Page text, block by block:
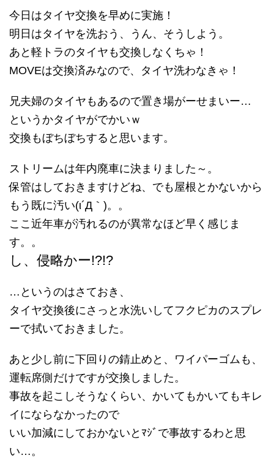
今日はタイヤ交換を早めに実施！
明日はタイヤを洗おう、うん、そうしよう。
あと軽トラのタイヤも交換しなくちゃ！
MOVEは交換済みなので、タイヤ洗わなきゃ！
兄夫婦のタイヤもあるので置き場がーせまいー…
というかタイヤがでかいｗ
交換もぼちぼちすると思います。
ストリームは年内廃車に決まりました～。
保管はしておきますけどね、でも屋根とかないから
もう既に汚い(ι´Д｀)。。
ここ近年車が汚れるのが異常なほど早く感じま
す。。
し、侵略かー!?!?
…というのはさておき、
タイヤ交換後にさっと水洗いしてフクピカのスプレ
ーで拭いておきました。
あと少し前に下回りの錆止めと、ワイパーゴムも、
運転席側だけですが交換しました。
事故を起こしそうなくらい、かいてもかいてもキレ
イにならなかったので
いい加減にしておかないとﾏｼﾞで事故するわと思
い…。